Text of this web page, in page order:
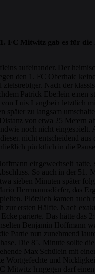
FC Mitwitz gab es für
aufeinander. Der
den 1. FC Oberhaid
Nach der
Patrick Eberlein einen
Luis Langbein letztlich
zu langsam
von etwa 25 Metern
noch nicht
nicht entscheidend
pünktlich in die Pause.
eingewechselt
So auch in der 51.
sieben Minuten später
Herrmannsdörfer, das
Plötzlich kamen
ersten Hälfte. Nach
parierte. Das hätte
Benjamin Hoffmann
nun zunehmend
Die 85. Minute sollte
Max Schülein mit
Wortgefechte und
hingegen darf einen